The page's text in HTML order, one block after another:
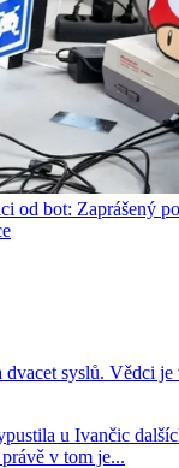
od bot: Zaprášený
dvacet syslů. Vědci
u Ivančic
v tom je...